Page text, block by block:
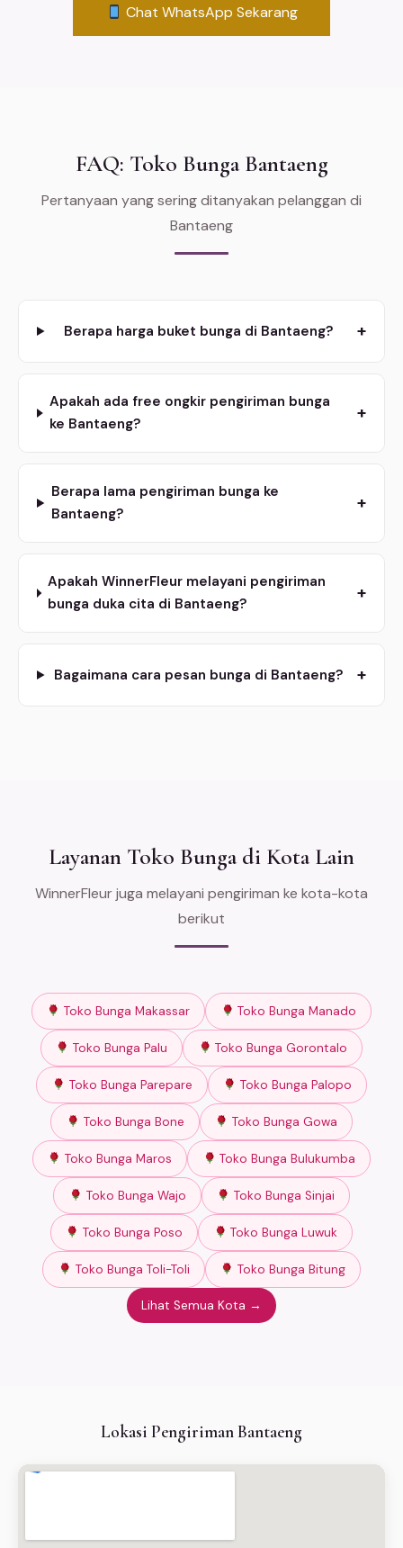
Chat WhatsApp Sekarang
FAQ: Toko Bunga Bantaeng
Pertanyaan yang sering ditanyakan pelanggan di
Bantaeng
Berapa harga buket bunga di Bantaeng? +
Apakah ada free ongkir pengiriman bunga
ke Bantaeng?
+
Berapa lama pengiriman bunga ke
Bantaeng?
+
Apakah WinnerFleur melayani pengiriman
bunga duka cita di Bantaeng?
+
Bagaimana cara pesan bunga di Bantaeng? +
Layanan Toko Bunga di Kota Lain
WinnerFleur juga melayani pengiriman ke kota-kota
berikut
Toko Bunga Makassar Toko Bunga Manado
Toko Bunga Palu Toko Bunga Gorontalo
Toko Bunga Parepare Toko Bunga Palopo
Toko Bunga Bone Toko Bunga Gowa
Toko Bunga Maros Toko Bunga Bulukumba
Toko Bunga Wajo Toko Bunga Sinjai
Toko Bunga Poso Toko Bunga Luwuk
Toko Bunga Toli-Toli Toko Bunga Bitung
Lihat Semua Kota →
Lokasi Pengiriman Bantaeng